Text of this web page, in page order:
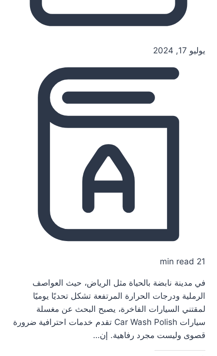
يوليو 17, 2024
21 min read
في مدينة نابضة بالحياة مثل الرياض، حيث العواصف
الرملية ودرجات الحرارة المرتفعة تشكل تحديًا يوميًا
لمقتني السيارات الفاخرة، يصبح البحث عن مغسلة
سيارات Car Wash Polish تقدم خدمات احترافية ضرورة
قصوى وليست مجرد رفاهية. إن…